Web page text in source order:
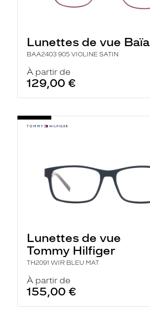
Lunettes de vue Baïa
BAA2403 905 VIOLINE SATIN
À partir de
129,00 €
Lunettes de vue
Tommy Hilfiger
TH2091 WIR BLEU MAT
À partir de
155,00 €